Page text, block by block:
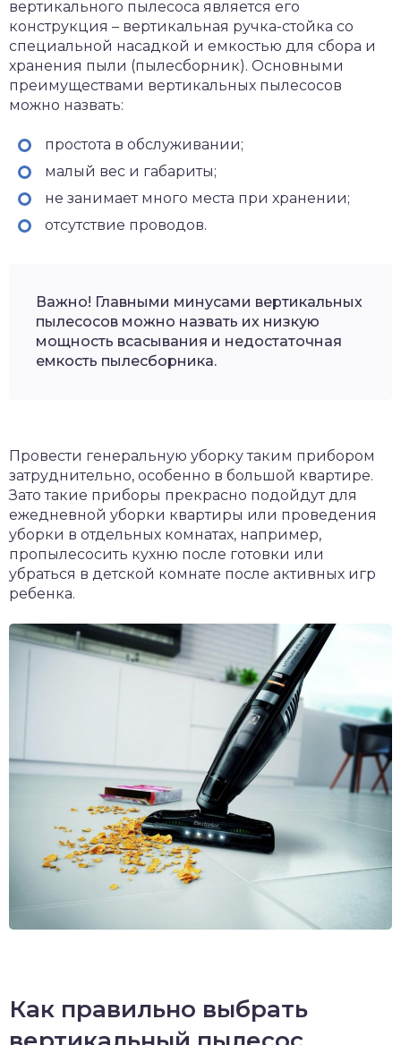
вертикального пылесоса является его
конструкция – вертикальная ручка-стойка со
специальной насадкой и емкостью для сбора и
хранения пыли (пылесборник). Основными
преимуществами вертикальных пылесосов
можно назвать:
простота в обслуживании;
малый вес и габариты;
не занимает много места при хранении;
отсутствие проводов.
Важно! Главными минусами вертикальных
пылесосов можно назвать их низкую
мощность всасывания и недостаточная
емкость пылесборника.
Провести генеральную уборку таким прибором
затруднительно, особенно в большой квартире.
Зато такие приборы прекрасно подойдут для
ежедневной уборки квартиры или проведения
уборки в отдельных комнатах, например,
пропылесосить кухню после готовки или
убраться в детской комнате после активных игр
ребенка.
Как правильно выбрать